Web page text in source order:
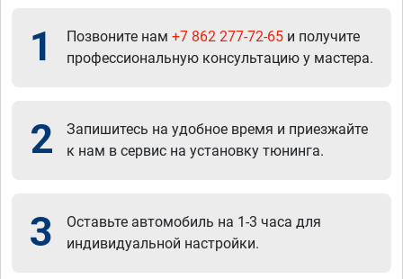
1 Позвоните нам +7 862 277-72-65 и получите
профессиональную консультацию у мастера.
2
Запишитесь на удобное время и приезжайте
к нам в сервис на установку тюнинга.
3
Оставьте автомобиль на 1-3 часа для
индивидуальной настройки.